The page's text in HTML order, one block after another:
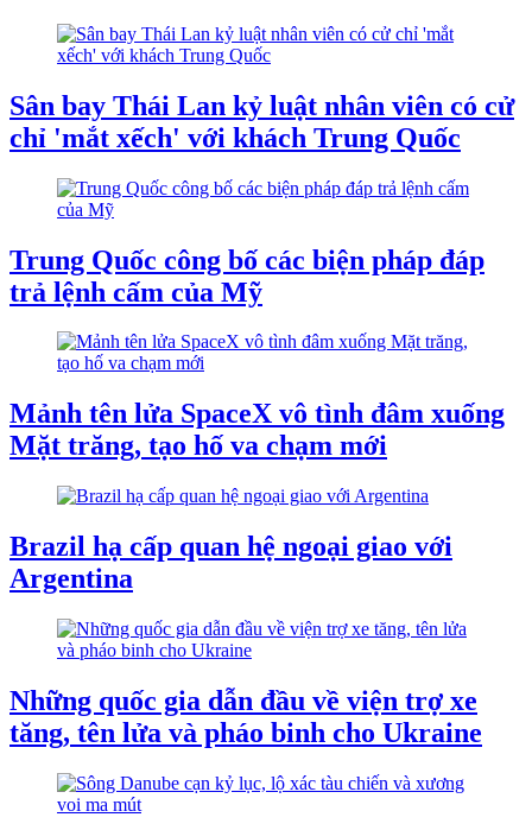
Sân bay Thái Lan kỷ luật nhân viên có cử
chỉ 'mắt xếch' với khách Trung Quốc
Trung Quốc công bố các biện pháp đáp
trả lệnh cấm của Mỹ
Mảnh tên lửa SpaceX vô tình đâm xuống
Mặt trăng, tạo hố va chạm mới
Brazil hạ cấp quan hệ ngoại giao với
Argentina
Những quốc gia dẫn đầu về viện trợ xe
tăng, tên lửa và pháo binh cho Ukraine